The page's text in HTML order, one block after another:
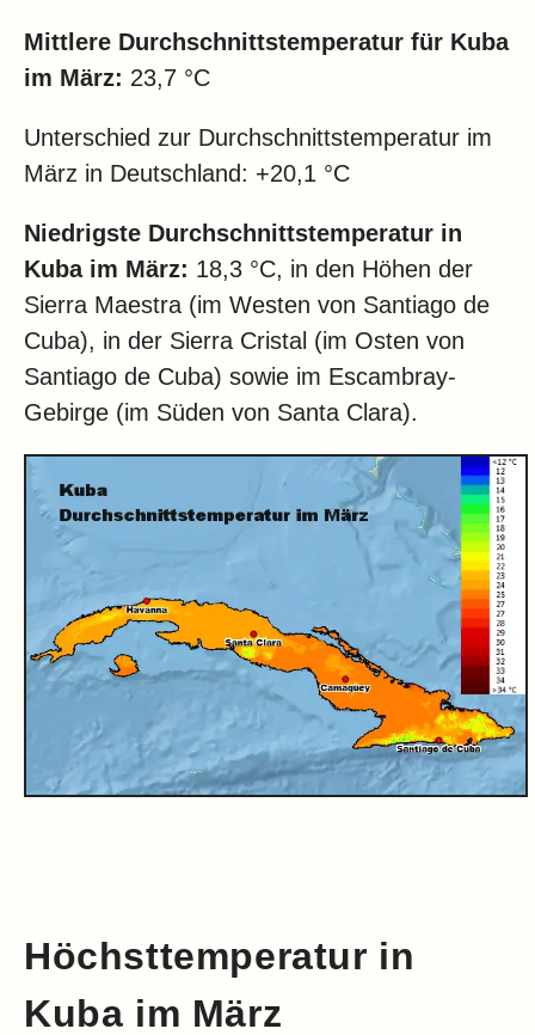
Mittlere Durchschnittstemperatur für Kuba
im März: 23,7 °C
Unterschied zur Durchschnittstemperatur im
März in Deutschland: +20,1 °C
Niedrigste Durchschnittstemperatur in
Kuba im März: 18,3 °C, in den Höhen der
Sierra Maestra (im Westen von Santiago de
Cuba), in der Sierra Cristal (im Osten von
Santiago de Cuba) sowie im Escambray-
Gebirge (im Süden von Santa Clara).
Höchsttemperatur in
Kuba im März